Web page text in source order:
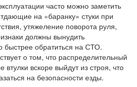
часто можно заметить
на «баранку» стуки при
утяжеление поворота руля,
должны вынудить
быстрее обратиться на СТО.
о том, что распределительный
вскоре выйдут из строя, что
на безопасности езды.